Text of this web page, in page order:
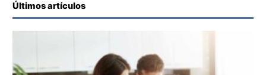
Últimos artículos